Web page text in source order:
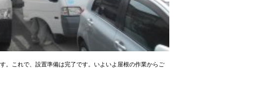
。これで、設置準備は完了です。いよいよ屋根の作業からご